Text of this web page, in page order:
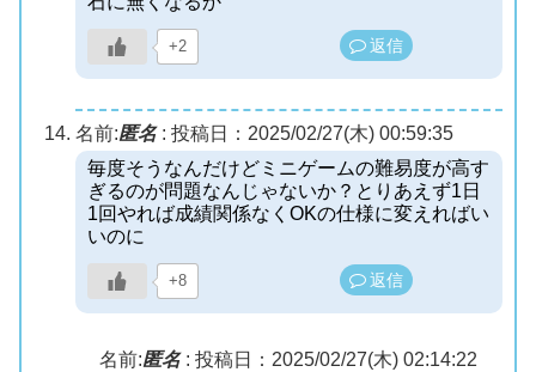
+2 返信
名前:匿名: 投稿日：2025/02/27(木) 00:59:35
毎度そうなんだけどミニゲームの難易度が高す
ぎるのが問題なんじゃないか？とりあえず1日
1回やれば成績関係なくOKの仕様に変えればい
いのに
+8 返信
名前:匿名: 投稿日：2025/02/27(木) 02:14:22